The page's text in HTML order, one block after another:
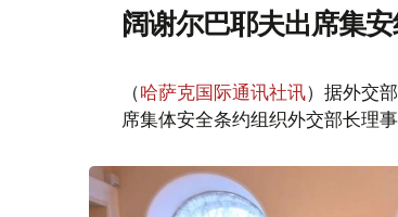
阔谢尔巴耶夫出席集
（哈萨克国际通讯社讯）据外交
席集体安全条约组织外交部长理事